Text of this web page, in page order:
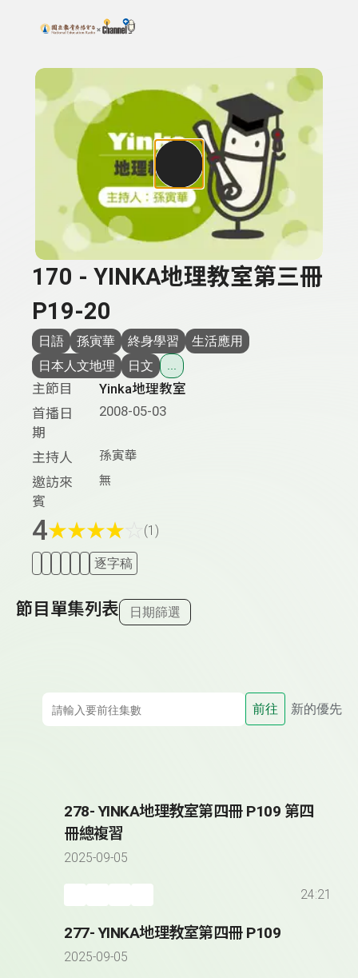
上方功能區塊
搜尋關鍵字：可輸入節目名稱、主持人或關鍵字
170 - YINKA地理教室第三冊
P19-20
日語 孫寅華 終身學習
生活應用
日本人文地理
日文 ...
主節目
Yinka地理教室
首播日
期
2008-05-03
主持人 孫寅華
邀訪來
賓
無
4★★★★ (1)
逐字稿
節目單集列表 日期篩選
前往 新的優先
278- YINKA地理教室第四冊 P109 第四
冊總複習
2025-09-05
24:21
277- YINKA地理教室第四冊 P109
2025-09-05